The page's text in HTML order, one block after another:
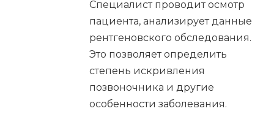
Специалист проводит осмотр
пациента, анализирует данные
рентгеновского обследования.
Это позволяет определить
степень искривления
позвоночника и другие
особенности заболевания.